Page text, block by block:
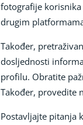
fotografije
drugim
Također,
dosljednosti
profilu. Obratite
Također, provedite
Postavljajte pitanja